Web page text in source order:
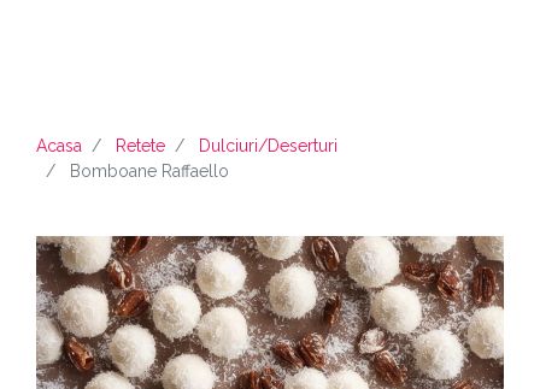
Acasa Retete
Dulciuri/deserturi
Bomboane Raffaello